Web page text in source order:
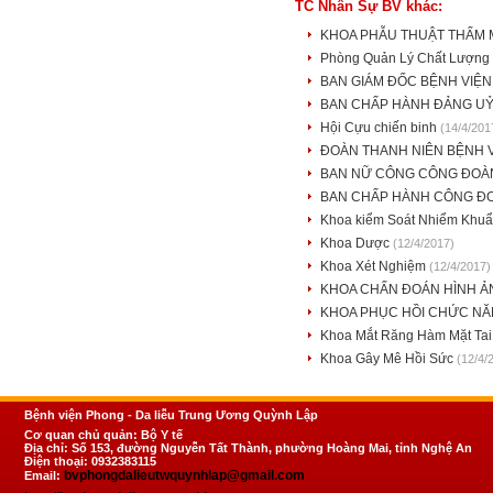
TC Nhân Sự BV khác:
KHOA PHẪU THUẬT THẨM
Phòng Quản Lý Chất Lượng
BAN GIÁM ĐỐC BỆNH
BAN CHẤP HÀNH ĐẢNG
Hội Cựu chiến binh (14/4/
ĐOÀN THANH NIÊN BỆNH
BAN NỮ CÔNG CÔNG
BAN CHẤP HÀNH CÔNG
Khoa kiểm Soát Nhiểm
Khoa Dược (12/4/2017)
Khoa Xét Nghiệm (12/4/2017)
KHOA CHẨN ĐOÁN HÌNH
KHOA PHỤC HỒI CHỨC
Khoa Mắt Răng Hàm Mặt
Khoa Gây Mê Hồi Sức (12/4/
Bệnh viện Phong - Da liễu Trung Ương Quỳnh Lập
Cơ quan chủ quản: Bộ Y tế
Địa chỉ: Số 153, đường Nguyễn Tất Thành, phường Hoàng Mai, tỉnh Nghệ An
Điện thoại: 0932383115
Email: bvphongdalieutwquynhlap@gmail.com